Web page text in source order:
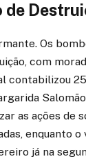
de
Os
com
contabilizou
as ações de
enquanto
já na